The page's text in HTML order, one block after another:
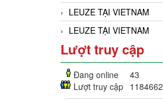
LEUZE TẠI VIETNAM
LEUZE TẠI VIETNAM
Lượt truy cập
Đang online
43
Lượt truy cập 1184662